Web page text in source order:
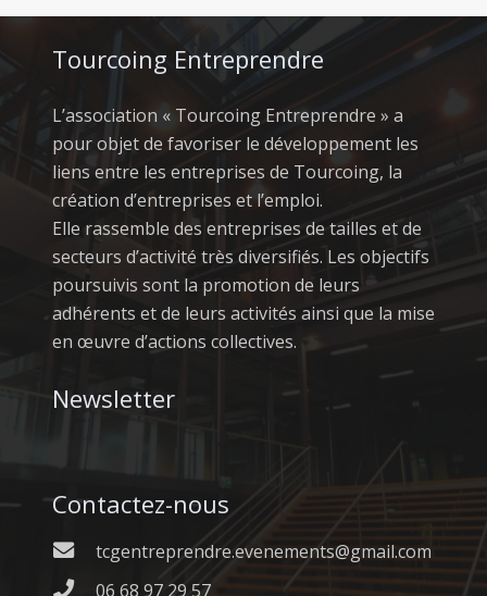
Tourcoing Entreprendre
L’association « Tourcoing Entreprendre » a
pour objet de favoriser le développement les
liens entre les entreprises de Tourcoing, la
création d’entreprises et l’emploi.
Elle rassemble des entreprises de tailles et de
secteurs d’activité très diversifiés. Les objectifs
poursuivis sont la promotion de leurs
adhérents et de leurs activités ainsi que la mise
en œuvre d’actions collectives.
Newsletter
Contactez-nous
tcgentreprendre.evenements@gmail.com
06 68 97 29 57